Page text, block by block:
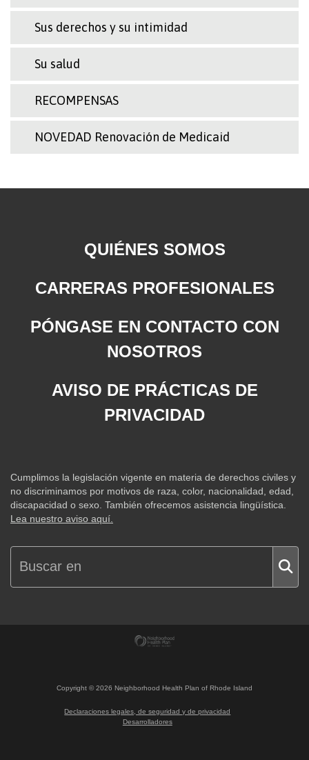
Sus derechos y su intimidad
Su salud
RECOMPENSAS
NOVEDAD Renovación de Medicaid
QUIÉNES SOMOS
CARRERAS PROFESIONALES
PÓNGASE EN CONTACTO CON
NOSOTROS
AVISO DE PRÁCTICAS DE
PRIVACIDAD
Cumplimos la legislación vigente en materia de derechos civiles y
no discriminamos por motivos de raza, color, nacionalidad, edad,
discapacidad o sexo. También ofrecemos asistencia lingüística.
Lea nuestro aviso aquí.
Copyright ©2026 Neighborhood Health Plan of Rhode Island
Declaraciones legales, de seguridad y de privacidad
Desarrolladores